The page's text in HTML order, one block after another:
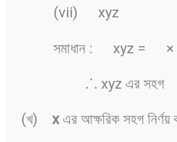
(vii) xyz
সমাধান : xyz =
⸫ xyz এর সহগ
(খ) xএর আক্ষরিক সহগ নির্ণয়